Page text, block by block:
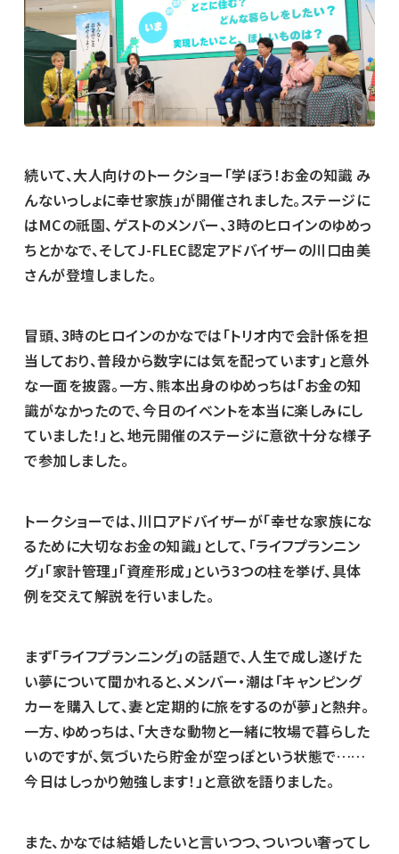
続いて、大人向けのトークショー「学ぼう！お金の知識 み
んないっしょに幸せ家族」が開催されました。ステージに
はMCの祇園、ゲストのメンバー、3時のヒロインのゆめっ
ちとかなで、そしてJ-FLEC認定アドバイザーの川口由美
さんが登壇しました。
冒頭、3時のヒロインのかなでは「トリオ内で会計係を担
当しており、普段から数字には気を配っています」と意外
な一面を披露。一方、熊本出身のゆめっちは「お金の知
識がなかったので、今日のイベントを本当に楽しみにし
ていました！」と、地元開催のステージに意欲十分な様子
で参加しました。
トークショーでは、川口アドバイザーが「幸せな家族にな
るために大切なお金の知識」として、「ライフプランニン
グ」「家計管理」「資産形成」という3つの柱を挙げ、具体
例を交えて解説を行いました。
まず「ライフプランニング」の話題で、人生で成し遂げた
い夢について聞かれると、メンバー・潮は「キャンピング
カーを購入して、妻と定期的に旅をするのが夢」と熱弁。
一方、ゆめっちは、「大きな動物と一緒に牧場で暮らした
いのですが、気づいたら貯金が空っぽという状態で……
今日はしっかり勉強します！」と意欲を語りました。
また、かなでは結婚したいと言いつつ、ついつい奢ってし